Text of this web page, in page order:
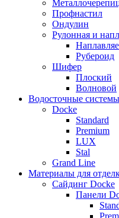
Профнастил
Ондулин
Рулонная и
Рубероид
Шифер
Плоский
Волновой
Водосточные системы
Docke
Standard
Premium
LUX
Stal
Grand Line
Материалы для
Сайдинг Docke
Панели